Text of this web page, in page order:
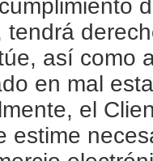
tendrá
así como
en mal
el
estime